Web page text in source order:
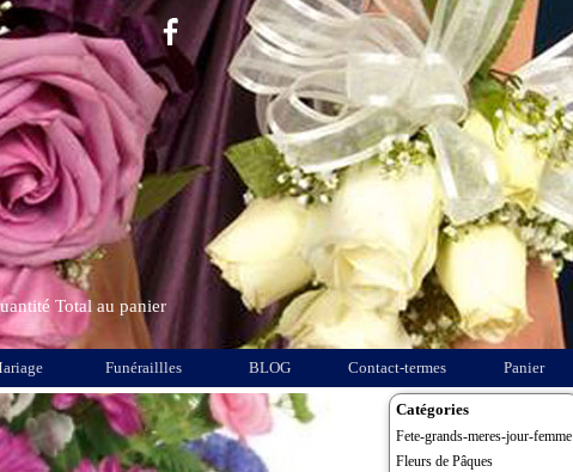
Total au panier
Funéraillles BLOG Contact-termes Panier
Catégories
Fete-grands-meres-jour-femme
Fleurs de Pâques